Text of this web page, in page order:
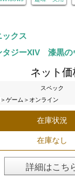
ックス
タジーXIV 漆黒
ネット価
スペック
ゲーム＞オンライン
在庫状況
在庫なし
詳細はこち